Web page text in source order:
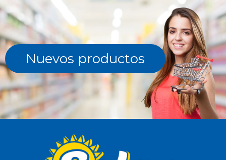
Nuevos productos